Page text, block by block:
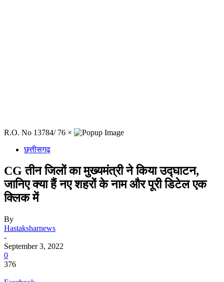
R.O. No 13784/ 76 ×
छत्तीसगढ़
CG तीन जिलों का मुख्यमंत्री ने किया उद्घाटन,
जानिए क्या हैं नए शहरों के नाम और पूरी डिटेल एक
क्लिक में
By
Hastaksharnews
-
September 3, 2022
0
376